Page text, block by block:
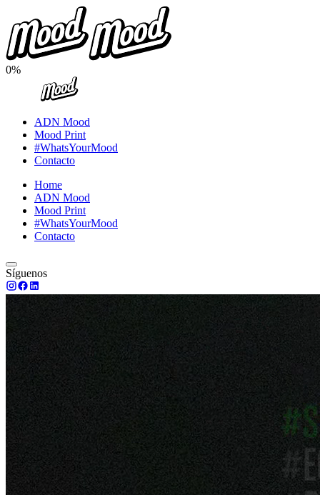
0%
ADN Mood
Mood Print
#WhatsYourMood
Contacto
Home
ADN Mood
Mood Print
#WhatsYourMood
Contacto
Síguenos